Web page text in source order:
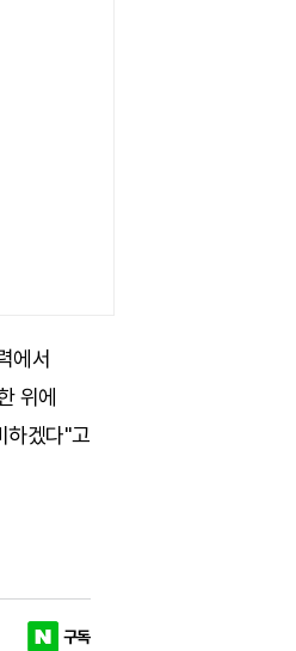
에서
위에
하겠다"고
구독